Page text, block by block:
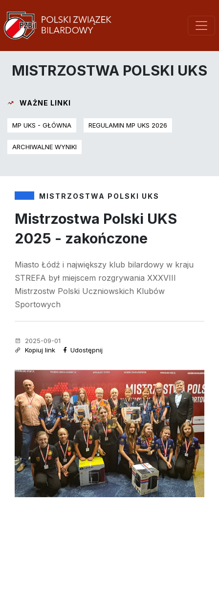
MISTRZOSTWA POLSKI UKS
WAŻNE LINKI
MP UKS - GŁÓWNA REGULAMIN MP UKS 2026
ARCHIWALNE WYNIKI
MISTRZOSTWA POLSKI UKS
Mistrzostwa Polski UKS
2025 - zakończone
Miasto Łódź i największy klub bilardowy w kraju
STREFA był miejscem rozgrywania XXXVIII
Mistrzostw Polski Uczniowskich Klubów
Sportowych
2025-09-01
Kopiuj link
Udostępnij